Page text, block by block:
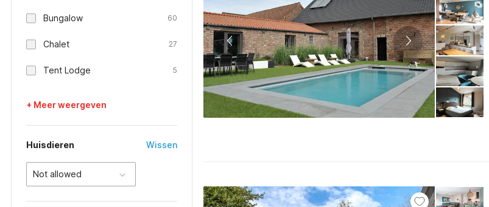
Bungalow 60
Chalet 27
Tent Lodge 5
+ Meer weergeven
Huisdieren Wissen
Not allowed